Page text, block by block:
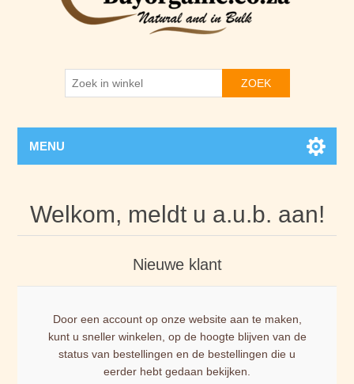
ZOEK
MENU
Welkom, meldt u a.u.b. aan!
Nieuwe klant
Door een account op onze website aan te maken,
kunt u sneller winkelen, op de hoogte blijven van de
status van bestellingen en de bestellingen die u
eerder hebt gedaan bekijken.